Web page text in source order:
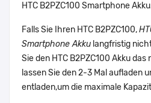
HTC B2PZC100 Smartphone
Falls Sie Ihren HTC B2PZC100,
Smartphone Akku langfristig
Sie den HTC B2PZC100 Akku
lassen Sie den 2-3 Mal aufladen
entladen,um die maximale